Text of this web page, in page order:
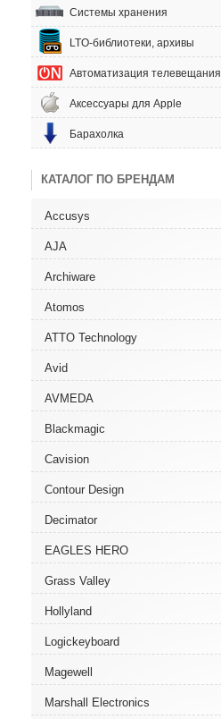
Системы хранения
LTO-библиотеки, архивы
Автоматизация телевещания
Аксессуары для Apple
Барахолка
КАТАЛОГ ПО БРЕНДАМ
Accusys
AJA
Archiware
Atomos
ATTO Technology
Avid
AVMEDA
Blackmagic
Cavision
Contour Design
Decimator
EAGLES HERO
Grass Valley
Hollyland
Logickeyboard
Magewell
Marshall Electronics